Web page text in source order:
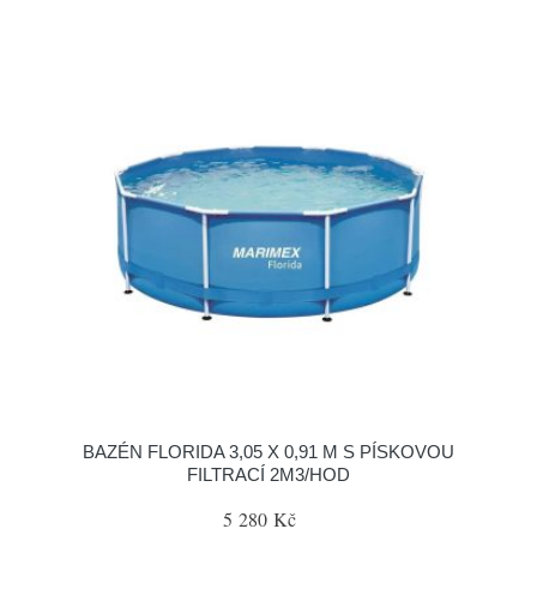
BAZÉN FLORIDA 3,05 X 0,91 M S PÍSKOVOU
FILTRACÍ 2M3/HOD
5 280 Kč